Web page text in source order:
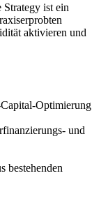
ist ein
aktivieren und
Optimierung
und
bestehenden